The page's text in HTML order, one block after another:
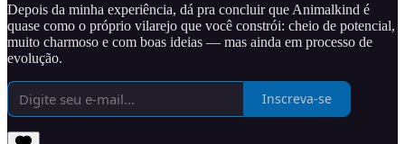
Depois da minha experiência, dá pra concluir que Animalkind é
quase como o próprio vilarejo que você constrói: cheio de potencial,
muito charmoso e com boas ideias — mas ainda em processo de
evolução.
Inscreva-se